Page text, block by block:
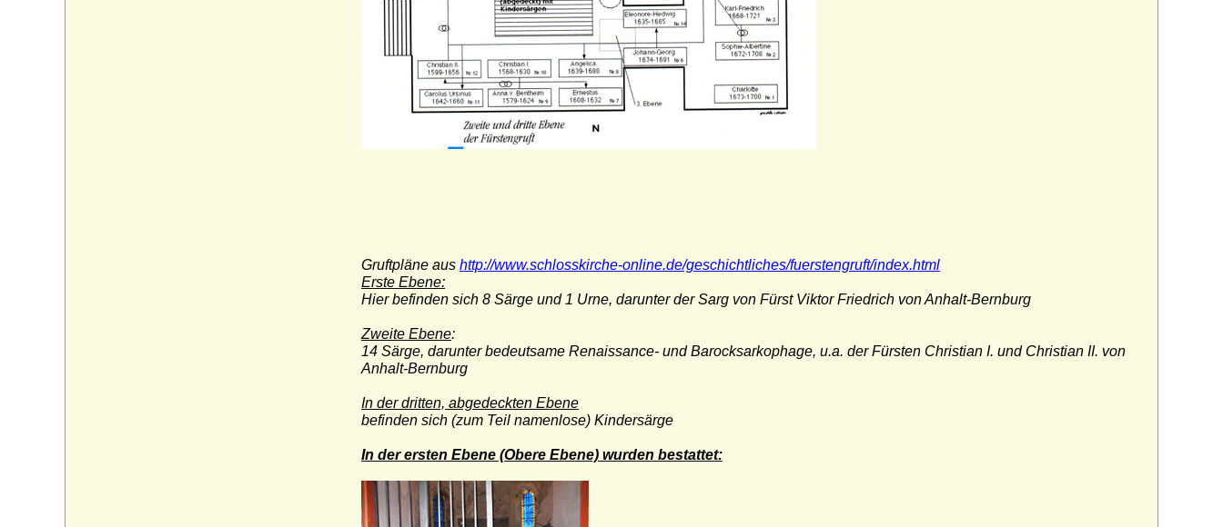
Gruftpläne aus http://www.schlosskirche-online.de/geschichtliches/fuerstengruft/index.html
Erste Ebene:
Hier befinden sich 8 Särge und 1 Urne, darunter der Sarg von Fürst Viktor Friedrich von Anhalt-Bernburg
Zweite Ebene:
14 Särge, darunter bedeutsame Renaissance- und Barocksarkophage, u.a. der Fürsten Christian I. und Christian II. von
Anhalt-Bernburg
In der dritten, abgedeckten Ebene
befinden sich (zum Teil namenlose) Kindersärge
In der ersten Ebene (Obere Ebene) wurden bestattet: